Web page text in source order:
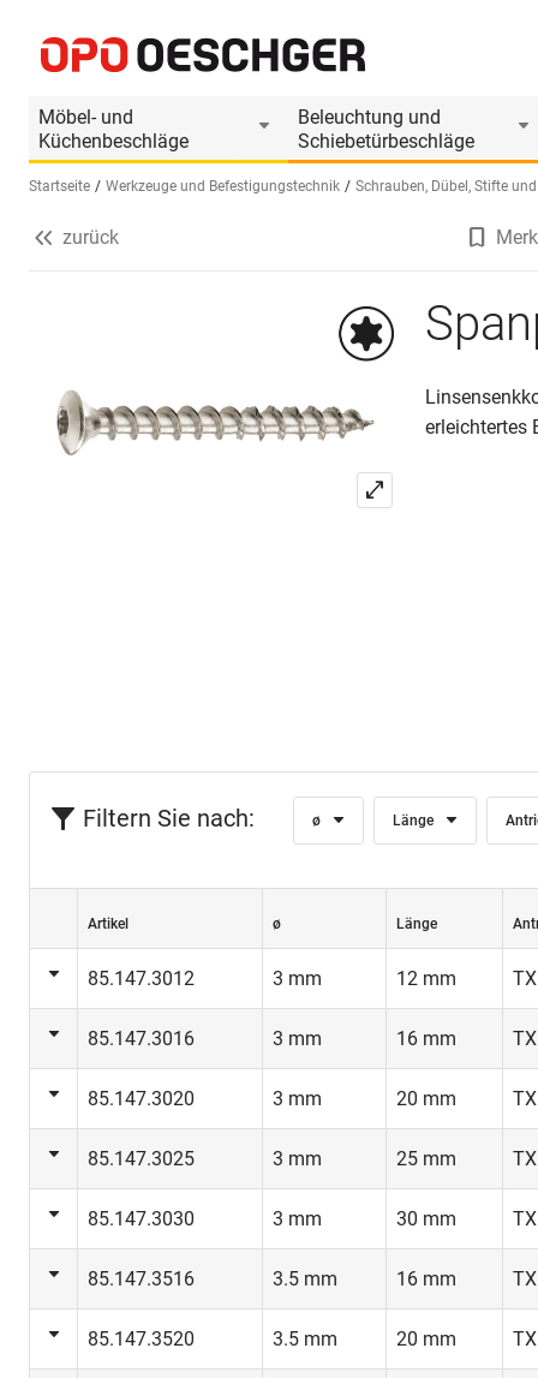
Möbel- und
Küchenbeschläge
Beleuchtung und
Schiebetürbeschläge
Sprache wählen (DE)
Startseite Werkzeuge und Befestigungstechnik Schrauben, Dübel, Stifte
Produktinformationen
Passendes Zubehör
zurück
erleichtertes
Filtern Sie nach: ø Länge
Artikel ø Länge
85.147.3012 3 mm 12 mm
85.147.3016 3 mm 16 mm
85.147.3020 3 mm 20 mm
85.147.3025 3 mm 25 mm
85.147.3030 3 mm 30 mm
85.147.3516 3.5 mm 16 mm
85.147.3520 3.5 mm 20 mm